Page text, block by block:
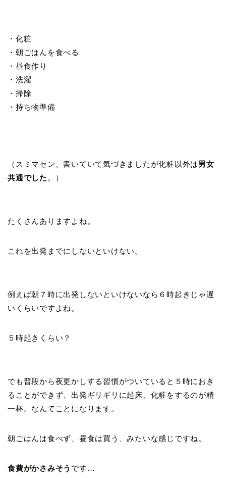
・化粧
・朝ごはんを食べる
・昼食作り
・洗濯
・掃除
・持ち物準備
（スミマセン、書いていて気づきましたが化粧以外は男女
共通でした。）
たくさんありますよね。
これを出発までにしないといけない。
例えば朝７時に出発しないといけないなら６時起きじゃ遅
いくらいですよね。
５時起きくらい？
でも普段から夜更かしする習慣がついていると５時におき
ることができず、出発ギリギリに起床、化粧をするのが精
一杯。なんてことになります。
朝ごはんは食べず、昼食は買う、みたいな感じですね。
食費がかさみそう です…